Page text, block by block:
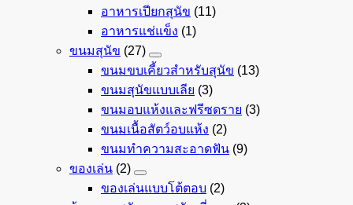
อาหารเปียกสุนัข (11)
อาหารแช่แข็ง (1)
ขนมสุนัข (27)
ขนมขบเคี้ยวสำหรับสุนัข (13)
ขนมสุนัขแบบเลีย (3)
ขนมอบแห้งและฟรีซดราย (3)
ขนมเนื้อสัตว์อบแห้ง (2)
ขนมทำความสะอาดฟัน (9)
ของเล่น (2)
ของเล่นแบบโต้ตอบ (2)